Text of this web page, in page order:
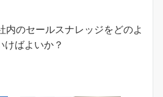
内のセールスナレッジをどのよ
けばよいか？